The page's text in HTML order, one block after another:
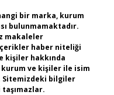
bir marka, kurum
bulunmamaktadır.
makaleler
haber niteliği
kişiler hakkında
kurum ve kişiler ile isim
bilgiler